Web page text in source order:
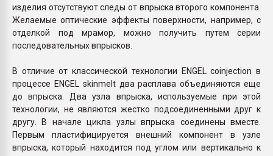
изделия отсутствуют следы от впрыска второго компонента.
Желаемые оптические эффекты поверхности, например, с
отделкой под мрамор, можно получить путем серии
последовательных впрысков.
В отличие от классической технологии ENGEL coinjection в
процессе ENGEL skinmelt два расплава объединяются еще
до впрыска. Два узла впрыска, используемые при этой
технологии, не являются жестко подсоединенными друг к
другу. В начале цикла узлы впрыска соединены вместе.
Первым пластифицируется внешний компонент в узле
впрыска, который находится под углом или вертикально к